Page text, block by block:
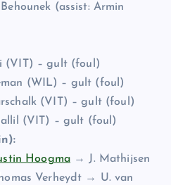
(assist: Armin
(VIT) – gult (foul)
(WIL) – gult (foul)
(VIT) – gult (foul)
(VIT) – gult (foul)
Hoogma → J. Mathijsen
Verheydt → U. van